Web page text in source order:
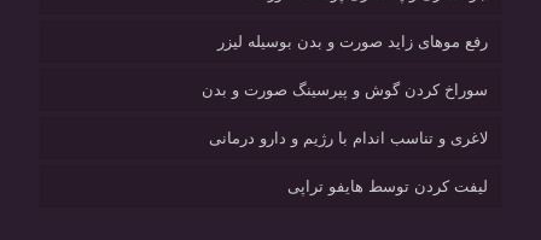
رفع موهای زاید صورت و بدن بوسیله لیزر
سوراخ کردن گوش و پیرسینگ صورت و بدن
لاغری و تناسب اندام با رژیم و دارو درمانی
لیفت کردن توسط هایفو تراپی